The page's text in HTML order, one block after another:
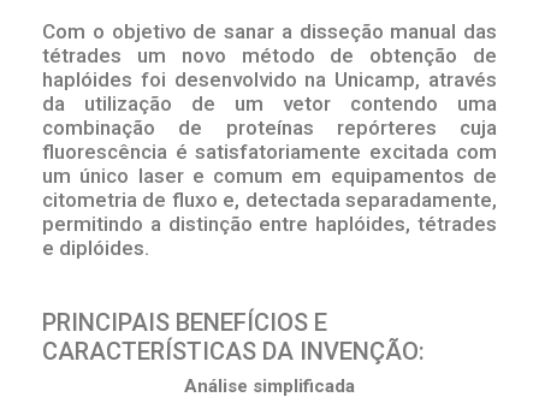
Com o objetivo de sanar a disseção manual das
tétrades um novo método de obtenção de
haplóides foi desenvolvido na Unicamp, através
da utilização de um vetor contendo uma
combinação de proteínas repórteres cuja
fluorescência é satisfatoriamente excitada com
um único laser e comum em equipamentos de
citometria de fluxo e, detectada separadamente,
permitindo a distinção entre haplóides, tétrades
e diplóides.
PRINCIPAIS BENEFÍCIOS E
CARACTERÍSTICAS DA INVENÇÃO:
Análise simplificada